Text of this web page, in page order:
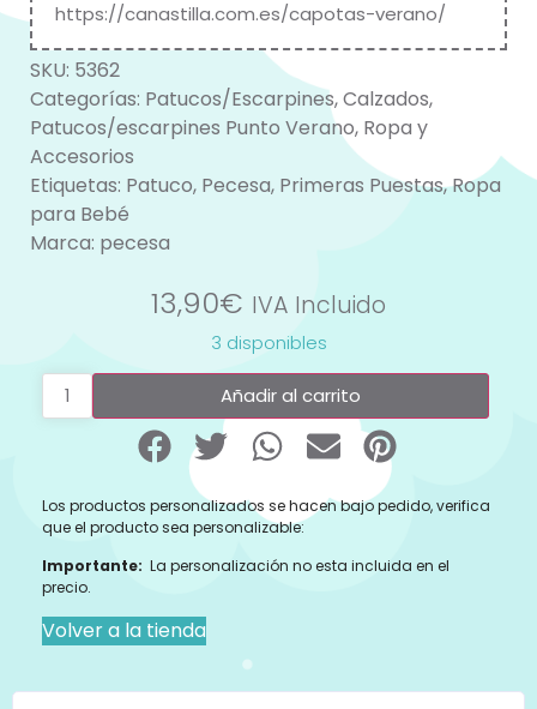
https://canastilla.com.es/capotas-verano/
SKU: 5362
Categorías: Patucos/Escarpines,Calzados,
Patucos/escarpines Punto Verano, Ropa y
Accesorios
Etiquetas: Patuco, Pecesa, Primeras Puestas,Ropa
para Bebé
Marca: pecesa
13,90€ IVA Incluido
3 disponibles
Añadir al carrito
Los productos personalizados se hacen bajo pedido, verifica
que el producto sea personalizable:
Importante: La personalización no esta incluida en el
precio.
Volver a la tienda